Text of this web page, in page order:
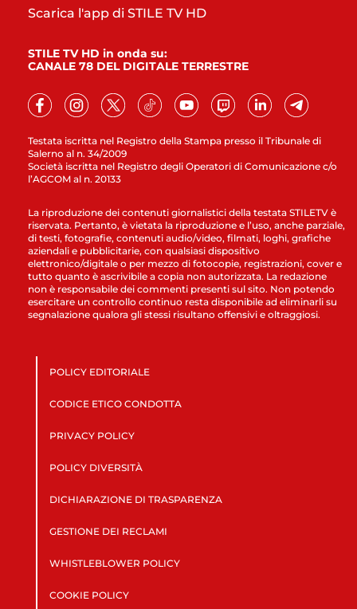
Testata iscritta nel Registro della Stampa presso il Tribunale di
Salerno al n. 34/2009
Società iscritta nel Registro degli Operatori di Comunicazione c/o
l’AGCOM al n. 20133
Scarica l'app di STILE TV HD
STILE TV HD in onda su:
CANALE 78 DEL DIGITALE TERRESTRE
La riproduzione dei contenuti giornalistici della testata STILETV è
riservata. Pertanto, è vietata la riproduzione e l’uso, anche parziale,
di testi, fotografie, contenuti audio/video, filmati, loghi, grafiche
aziendali e pubblicitarie, con qualsiasi dispositivo
elettronico/digitale o per mezzo di fotocopie, registrazioni, cover e
tutto quanto è ascrivibile a copia non autorizzata. La redazione
non è responsabile dei commenti presenti sul sito. Non potendo
esercitare un controllo continuo resta disponibile ad eliminarli su
segnalazione qualora gli stessi risultano offensivi e oltraggiosi.
POLICY EDITORIALE
CODICE ETICO CONDOTTA
PRIVACY POLICY
POLICY DIVERSITÀ
DICHIARAZIONE DI TRASPARENZA
GESTIONE DEI RECLAMI
WHISTLEBLOWER POLICY
COOKIE POLICY